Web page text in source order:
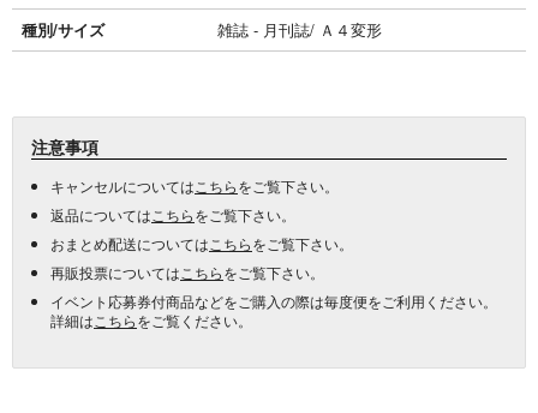
種別/サイズ
雑誌 - 月刊誌/ Ａ４変形
注意事項
キャンセルについては こちらをご覧下さい。
返品については こちらをご覧下さい。
おまとめ配送については こちらをご覧下さい。
再販投票については こちらをご覧下さい。
イベント応募券付商品などをご購入の際は毎度便をご利用ください。
詳細は こちらをご覧ください。